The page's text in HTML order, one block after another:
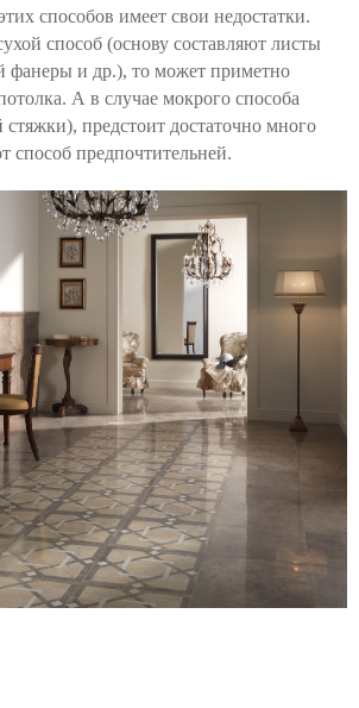
способов имеет свои недостатки.
способ (основу составляют листы
и др.), то может приметно
А в случае мокрого способа
предстоит достаточно много
способ предпочтительней.